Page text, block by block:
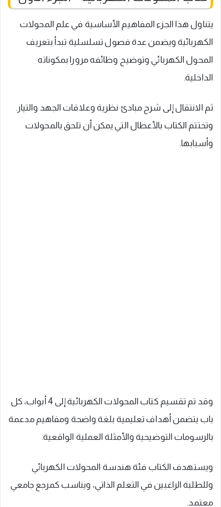
يتناول هذا الجزء المفاهيم الأساسية في علم المحولات
الكهربائية ويضمن عدة فصول تسلسلية تبدأ بتعريف
المحول الكهربائي وتوضيح وظائفه مرورا بمكوناته
الداخلية.
ثم الانتقال إلى شرح مبادئ نظرية وعلاقات الجهد والتيار.
وتختتم الكتاب بالأعطال التي يمكن أن تلحق بالمحولات
وأسبابها.
وقد تم تقسيم كتاب المحولات الكهربائية إلى 4 أبواب، كل
باب يتضمن أهداف تعليمية بلغة واضحة ومفاهيم مدعمة
بالرسومات التوضيحية والأمثلة العملية الواقعية.
ويستهدف الكتاب فئة هندسة المحولات الكهربائي
وللطلبة الراغبين في التعلم الذاتي، ويناسب كمرجع جامعي
معتمد.